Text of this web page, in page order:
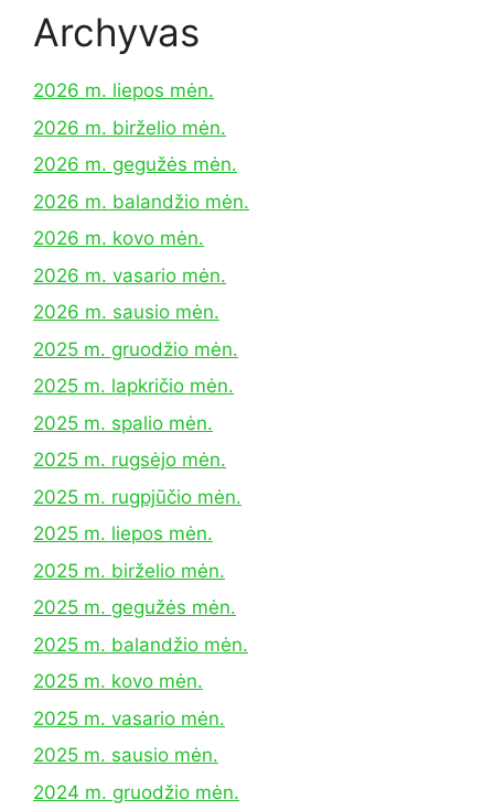
Archyvas
2026 m. liepos mėn.
2026 m. birželio mėn.
2026 m. gegužės mėn.
2026 m. balandžio mėn.
2026 m. kovo mėn.
2026 m. vasario mėn.
2026 m. sausio mėn.
2025 m. gruodžio mėn.
2025 m. lapkričio mėn.
2025 m. spalio mėn.
2025 m. rugsėjo mėn.
2025 m. rugpjūčio mėn.
2025 m. liepos mėn.
2025 m. birželio mėn.
2025 m. gegužės mėn.
2025 m. balandžio mėn.
2025 m. kovo mėn.
2025 m. vasario mėn.
2025 m. sausio mėn.
2024 m. gruodžio mėn.